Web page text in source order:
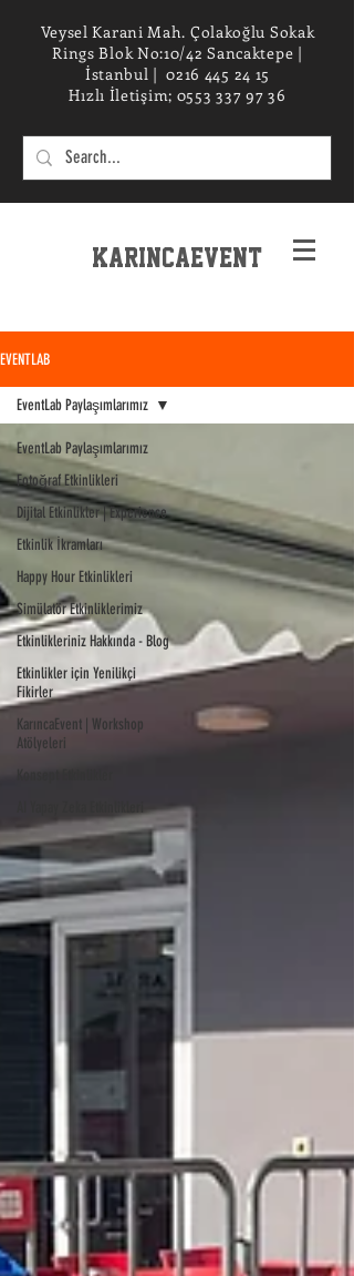
Veysel Karani Mah. Çolakoğlu Sokak
Rings Blok No:10/42 Sancaktepe |
İstanbul |0216 445 24 15
Hızlı İletişim; 0553 337 97 36
KarincaEvent
EXPERIENCe desIGN STUDIO
EVENTLAB
EventLab Paylaşımlarımız
Fotoğraf Etkinlikleri
Dijital Etkinlikler | Experience
Etkinlik İkramları
Happy Hour Etkinlikleri
Simülatör Etkinliklerimiz
Etkinlikleriniz Hakkında - Blog
Etkinlikler için Yenilikçi
Fikirler
KarıncaEvent | Workshop
Atölyeleri
EventLab Paylaşımlarımız